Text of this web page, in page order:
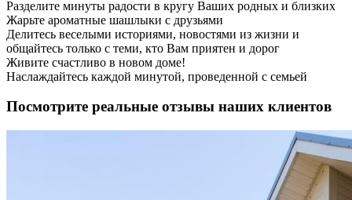
Разделите минуты радости в кругу Ваших родных и близких
Жарьте ароматные шашлыки с друзьями
Делитесь веселыми историями, новостями из жизни и
общайтесь только с теми, кто Вам приятен и дорог
Живите счастливо в новом доме!
Наслаждайтесь каждой минутой, проведенной с семьей
Посмотрите реальные отзывы наших клиентов